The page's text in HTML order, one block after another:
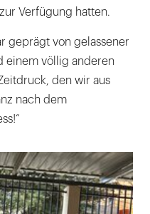
Verfügung hatten.
geprägt von gelassener
einem völlig anderen
den wir aus
nach dem